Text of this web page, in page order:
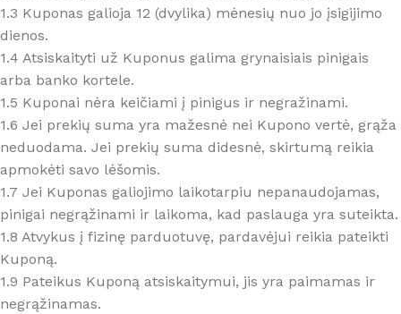
1.3 Kuponas galioja 12 (dvylika) mėnesių nuo jo įsigijimo
dienos.
1.4 Atsiskaityti už Kuponus galima grynaisiais pinigais
arba banko kortele.
1.5 Kuponai nėra keičiami į pinigus ir negražinami.
1.6 Jei prekių suma yra mažesnė nei Kupono vertė, grąža
neduodama. Jei prekių suma didesnė, skirtumą reikia
apmokėti savo lėšomis.
1.7 Jei Kuponas galiojimo laikotarpiu nepanaudojamas,
pinigai negrąžinami ir laikoma, kad paslauga yra suteikta.
1.8 Atvykus į fizinę parduotuvę, pardavėjui reikia pateikti
Kuponą.
1.9 Pateikus Kuponą atsiskaitymui, jis yra paimamas ir
negrąžinamas.